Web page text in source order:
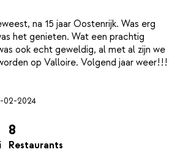
na 15 jaar Oostenrijk. Was erg
het genieten. Wat een prachtig
ook echt geweldig, al met al zijn we
02-2024
8
Restaurants